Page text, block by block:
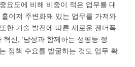
요도에 비해 비중이 적은 업무를 대
어져 주변화돼 있는 업무를 가져와
한 기술 발전에 따른 새로운 젠더폭
신, ‘남성과 함께하는 성평등 정
정책 수요를 발굴하는 것도 업무 확